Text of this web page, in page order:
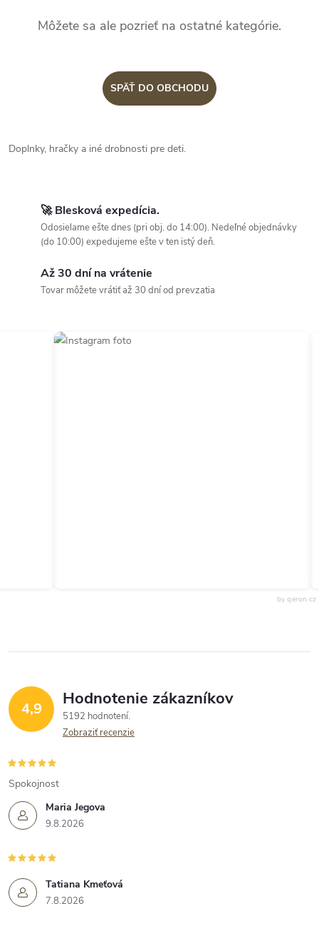
Môžete sa ale pozrieť na ostatné kategórie.
SPÄŤ DO OBCHODU
Doplnky, hračky a iné drobnosti pre deti.
🚀 Blesková expedícia.
Odosielame ešte dnes (pri obj. do 14:00). Nedeľné objednávky
(do 10:00) expedujeme ešte v ten istý deň.
Až 30 dní na vrátenie
Tovar môžete vrátiť až 30 dní od prevzatia
by qeron.cz
4,9 Hodnotenie zákazníkov
5192 hodnotení
Zobraziť recenzie
Maria Jegova
9.8.2026
Spokojnost
Tatiana Kmeťová
7.8.2026